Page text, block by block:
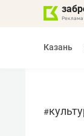
Казань
#